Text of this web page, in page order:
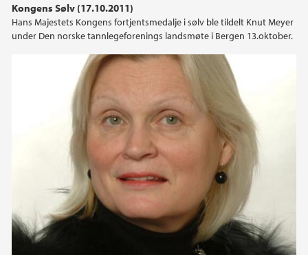
Kongens Sølv (17.10.2011)
Hans Majestets Kongens fortjentsmedalje i sølv ble tildelt Knut Meyer
under Den norske tannlegeforenings landsmøte i Bergen 13.oktober.